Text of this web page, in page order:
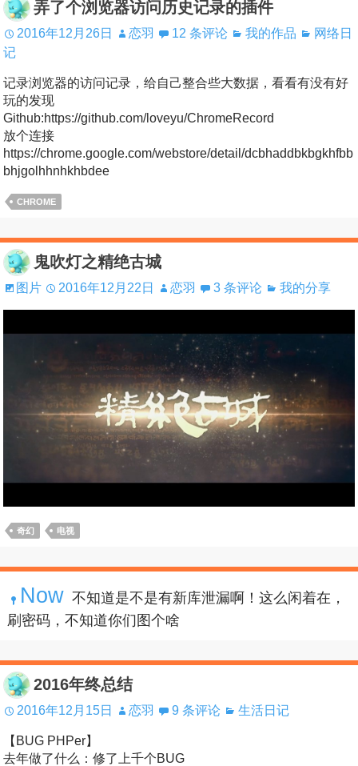
弄了个浏览器访问历史记录的插件
2016年12月26日 恋羽 12 条评论 我的作品
网络日
记
记录浏览器的访问记录，给自己整合些大数据，看看有没有好
玩的发现
Github:https://github.com/loveyu/ChromeRecord
放个连接
https://chrome.google.com/webstore/detail/dcbhaddbkbgkhfbb
bhjgolhhnhkhbdee
CHROME
鬼吹灯之精绝古城
图片 2016年12月22日 恋羽 3 条评论 我的分享
奇幻 电视
Now 不知道是不是有新库泄漏啊！这么闲着在，
刷密码，不知道你们图个啥
2016年终总结
2016年12月15日 恋羽 9 条评论 生活日记
【BUG PHPer】
去年做了什么：修了上千个BUG